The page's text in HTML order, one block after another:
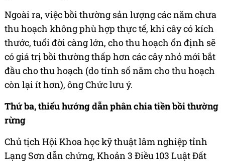
Ngoài ra, việc bồi thường sản lượng các năm chưa
thu hoạch không phù hợp thực tế, khi cây có kích
thước, tuổi đời càng lớn, cho thu hoạch ổn định sẽ
có giá trị bồi thường thấp hơn các cây nhỏ mới bắt
đầu cho thu hoạch (do tính số năm cho thu hoạch
còn lại ít hơn), ông Chức lưu ý.
Thứ ba, thiếu hướng dẫn phân chia tiền bồi thường
rừng
Chủ tịch Hội Khoa học kỹ thuật lâm nghiệp tỉnh
Lạng Sơn dẫn chứng, Khoản 3 Điều 103 Luật Đất